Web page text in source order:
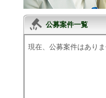
公募案件一覧